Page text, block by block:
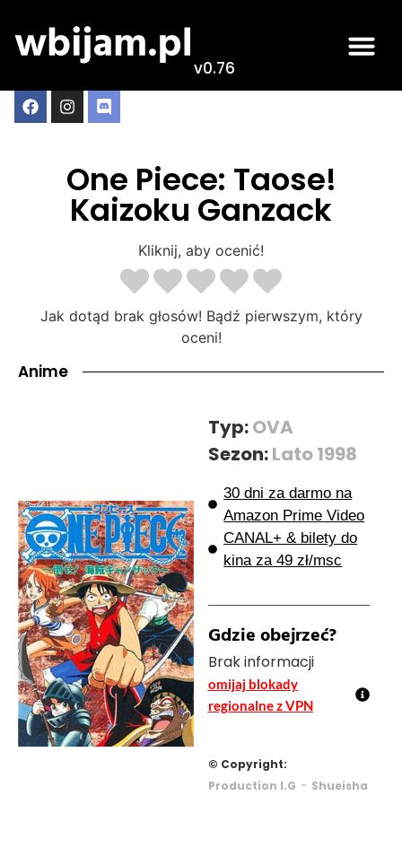
v0.76
One Piece: Taose!
Kaizoku Ganzack
Kliknij, aby ocenić!
Jak dotąd brak głosów! Bądź pierwszym, który
oceni!
Anime
Typ:OVA
Sezon:Lato 1998
30 dni za darmo na
Amazon Prime Video
CANAL+ & bilety do
kina za 49 zł/msc
Gdzie obejrzeć?
Brak informacji
omijaj blokady
regionalne z VPN
© Copyright:
Production I.G - Shueisha